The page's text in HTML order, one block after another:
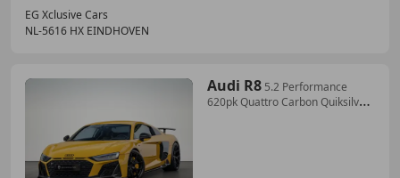
EG Xclusive Cars
NL-5616 HX EINDHOVEN
Audi R8 5.2 Performance
620pk Quattro Carbon Quiksilver